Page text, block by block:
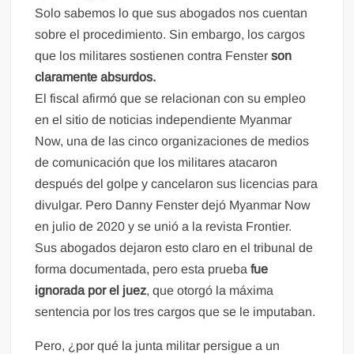
Solo sabemos lo que sus abogados nos cuentan
sobre el procedimiento. Sin embargo, los cargos
que los militares sostienen contra Fenster son
claramente absurdos.
El fiscal afirmó que se relacionan con su empleo
en el sitio de noticias independiente Myanmar
Now, una de las cinco organizaciones de medios
de comunicación que los militares atacaron
después del golpe y cancelaron sus licencias para
divulgar. Pero Danny Fenster dejó Myanmar Now
en julio de 2020 y se unió a la revista Frontier.
Sus abogados dejaron esto claro en el tribunal de
forma documentada, pero esta pruebafue
ignorada por el juez, que otorgó la máxima
sentencia por los tres cargos que se le imputaban.
Pero, ¿por qué la junta militar persigue a un